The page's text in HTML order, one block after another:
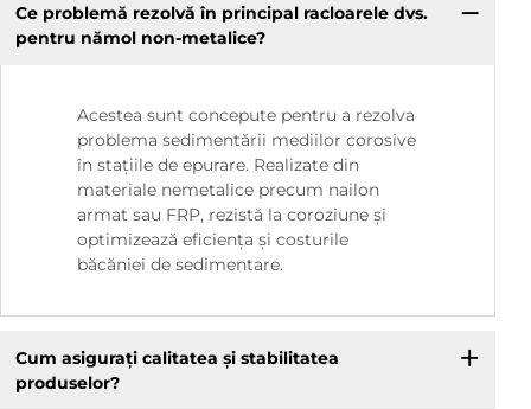
Ce problemă rezolvă în principal racloarele dvs.
pentru nămol non-metalice?
Acestea sunt concepute pentru a rezolva
problema sedimentării mediilor corosive
în stațiile de epurare. Realizate din
materiale nemetalice precum nailon
armat sau FRP, rezistă la coroziune și
optimizează eficiența și costurile
băcăniei de sedimentare.
Cum asigurați calitatea și stabilitatea
produselor?